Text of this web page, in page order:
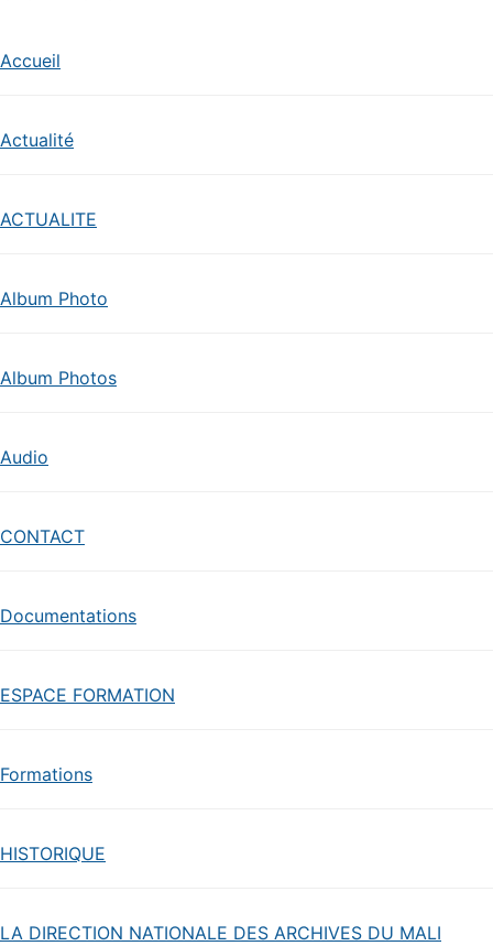
Accueil
Actualité
ACTUALITE
Album Photo
Album Photos
Audio
CONTACT
Documentations
ESPACE FORMATION
Formations
HISTORIQUE
LA DIRECTION NATIONALE DES ARCHIVES DU MALI